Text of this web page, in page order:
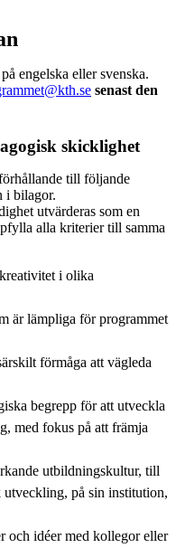
engelska eller svenska.
senast den
skicklighet
till följande
i bilagor.
utvärderas som en
alla kriterier till samma
i olika
är lämpliga för programmet
förmåga att vägleda
begrepp för att utveckla
med fokus på att främja
utbildningskultur, till
på sin institution,
och idéer med kollegor eller